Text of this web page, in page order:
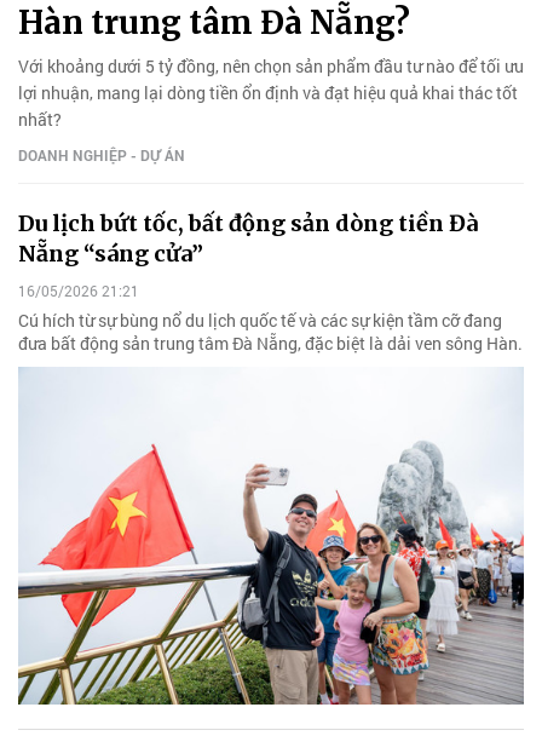
Hàn trung tâm Đà Nẵng?
Với khoảng dưới 5 tỷ đồng, nên chọn sản phẩm đầu tư nào để tối ưu
lợi nhuận, mang lại dòng tiền ổn định và đạt hiệu quả khai thác tốt
nhất?
DOANH NGHIỆP - DỰ ÁN
Du lịch bứt tốc, bất động sản dòng tiền Đà
Nẵng “sáng cửa”
16/05/2026 21:21
Cú hích từ sự bùng nổ du lịch quốc tế và các sự kiện tầm cỡ đang
đưa bất động sản trung tâm Đà Nẵng, đặc biệt là dải ven sông Hàn.